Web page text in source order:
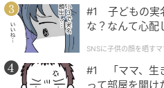
#1 子どもの実
な？なんて心配
SNSに子供の顔を晒すマ
#1 「ママ、生
って部屋を開け